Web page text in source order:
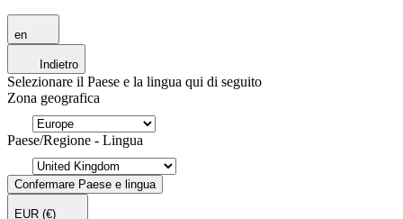
en
Indietro
Selezionare il Paese e la lingua qui di seguito
Zona geografica
Paese/Regione - Lingua
Confermare Paese e lingua
EUR (€)